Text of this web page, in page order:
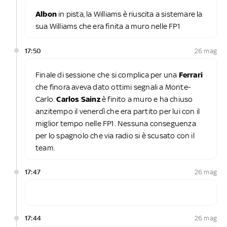
Albon in pista, la Williams è riuscita a sistemare la
sua Williams che era finita a muro nelle FP1
17:50 26 mag
Finale di sessione che si complica per una Ferrari
che finora aveva dato ottimi segnali a Monte-
Carlo.Carlos Sainzè finito a muro e ha chiuso
anzitempo il venerdì che era partito per lui con il
miglior tempo nelle FP1. Nessuna conseguenza
per lo spagnolo che via radio si è scusato con il
team.
17:47 26 mag
17:44 26 mag